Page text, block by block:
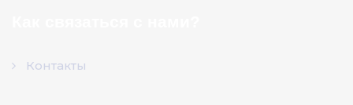
Контакты